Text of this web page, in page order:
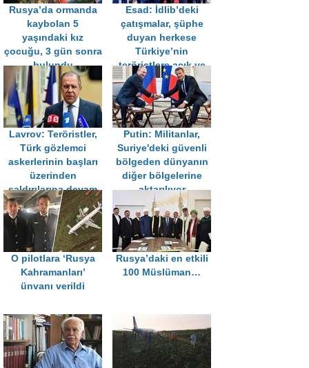
Rusya’da ormanda
kaybolan 5
yaşındaki kız
çocuğu, 3 gün sonra
bulundu
Esad: İdlib’deki
çatışmalar, şüphe
duyan herkese
Türkiye’nin
teröristlere açık ve
sınırsız desteğini
gösterdi
Lavrov: Teröristler,
Türk gözlemci
askerlerinin başları
üzerinden
saldırılarına devam
ediyor
Putin: Militanlar,
Suriye'deki güvenli
bölgeden dünyanın
diğer bölgelerine
aktarılıyor
O pilotlara ‘Rusya
Kahramanları’
ünvanı verildi
Rusya’daki en etkili
100 Müslüman…